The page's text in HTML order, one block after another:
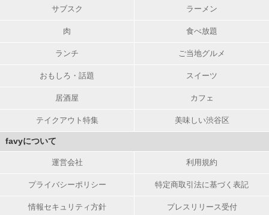
サブスク ラーメン
肉 食べ放題
ランチ ご当地グルメ
おもしろ・話題 スイーツ
居酒屋 カフェ
テイクアウト特集 美味しい渋谷区
favyについて
運営会社 利用規約
プライバシーポリシー 特定商取引法に基づく表記
情報セキュリティ方針 プレスリリース受付